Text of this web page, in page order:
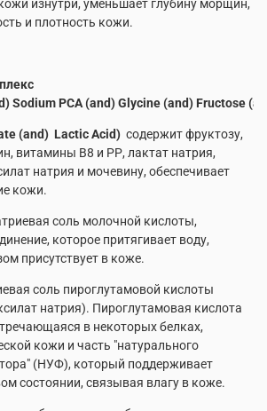
изнутри, уменьшает глубину морщин,
и плотность кожи.
)Sodium PCA(and)Glycine(and) Fructose(
(and) LacticAcid) содержит фруктозу,
витамины В8 и РР, лактат натрия,
натрия и мочевину, обеспечивает
кожи.
соль молочной кислоты,
которое притягивает воду,
присутствует в коже.
соль пироглутамовой кислоты
натрия). Пироглутамовая кислота
в некоторых белках,
кожи и часть "натурального
(НУФ), который поддерживает
состоянии, связывая влагу в коже.